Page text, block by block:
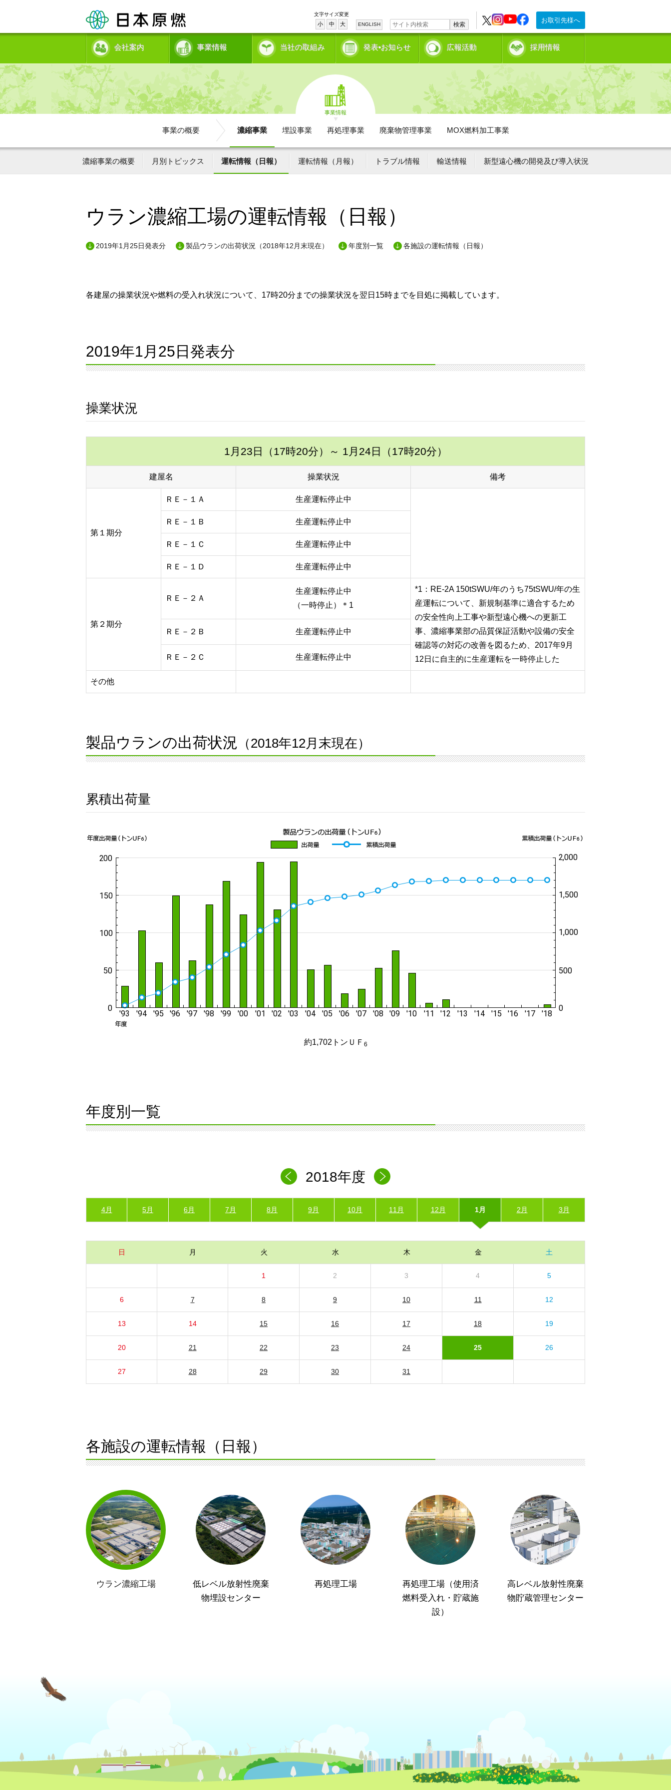
お取引先様へ
検索
文字サイズ変更
小 中 大 ENGLISH
会社案内 事業情報 当社の取組み 発表•お知らせ 広報活動 採用情報
事業情報
事業の概要 濃縮事業 埋設事業 再処理事業 廃棄物管理事業 MOX燃料加工事業
濃縮事業の概要 月別トピックス 運転情報（日報） 運転情報（月報） トラブル情報 輸送情報 新型遠心機の開発及び導入状況
ウラン濃縮工場の運転情報（日報）
2019年1月25日発表分 製品ウランの出荷状況（2018年12月末現在） 年度別一覧 各施設の運転情報（日報）
各建屋の操業状況や燃料の受入れ状況について、17時20分までの操業状況を翌日15時までを目処に掲載しています。
2019年1月25日発表分
操業状況
1月23日（17時20分） ～ 1月24日（17時20分）
建屋名 操業状況 備考
第１期分
ＲＥ－１Ａ 生産運転停止中
ＲＥ－１Ｂ 生産運転停止中
ＲＥ－１Ｃ 生産運転停止中
ＲＥ－１Ｄ 生産運転停止中
第２期分
ＲＥ－２Ａ
生産運転停止中
（一時停止）＊1
*1：RE-2A 150tSWU/年のうち75tSWU/年の生
産運転について、新規制基準に適合するため
の安全性向上工事や新型遠心機への更新工
事、濃縮事業部の品質保証活動や設備の安全
確認等の対応の改善を図るため、2017年9月
12日に自主的に生産運転を一時停止した
ＲＥ－２Ｂ 生産運転停止中
ＲＥ－２Ｃ 生産運転停止中
その他
製品ウランの出荷状況 （2018年12月末現在）
累積出荷量
約1,702トンＵＦ 6
年度別一覧
2018年度
4月 5月 6月 7月 8月 9月 10月 11月 12月 1月 2月 3月
日 月 火 水 木 金 土
1 2 3 4 5
6 7 8 9 10 11 12
13 14 15 16 17 18 19
20 21 22 23 24 25 26
27 28 29 30 31
各施設の運転情報（日報）
ウラン濃縮工場
低レベル放射性廃棄
物埋設センター
再処理工場
再処理工場（使用済
燃料受入れ・貯蔵施
設）
高レベル放射性廃棄
物貯蔵管理センター